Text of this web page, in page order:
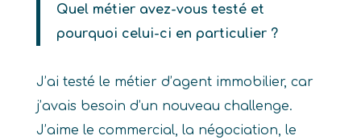
Quel métier avez-vous testé et
pourquoi celui-ci en particulier ?
J’ai testé le métier d’agent immobilier, car
j’avais besoin d’un nouveau challenge.
J’aime le commercial, la négociation, le